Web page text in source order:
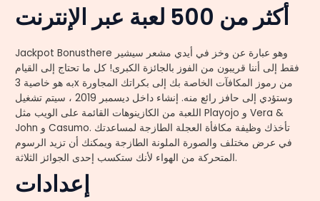
أكثر من 500 لعبة عبر الإنترنت
Jackpot Bonusthere وهو عبارة عن وخز في أيدي مشعر سيشير
فقط إلى أننا قريبون من الفوز بالجائزة الكبرى! كل ما تحتاج إلى القيام
به هو خاصية 3x من رموز المكافآت الخاصة بك إلى بكراتك المجاورة
وستؤدي إلى حافز رائع منه. إنشاء داخل ديسمبر 2019 ، سيتم تشغيل
اللعبة من الكازينوهات القائمة على الويب مثل Playojo و Vera &
John و Casumo. تأخذك وظيفة مكافأة العجلة الطازجة لمساعدتك
في عرض مختلف والصورة الملونة الطازجة ويمكنك أن تزيد الرسوم
المتحركة من الهواء لأنك ستكسب إحدى الجوائز الثلاثة.
إعدادات